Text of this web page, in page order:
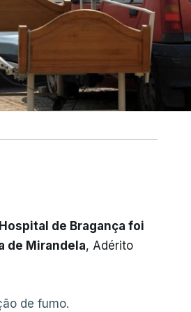
de Bragança foi
de Mirandela, Adérito
de fumo.